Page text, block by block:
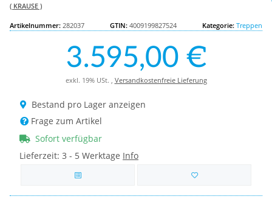
( KRAUSE )
Artikelnummer: 282037 GTIN: 4009199827524 Kategorie: Treppen
3.595,00 €
exkl. 19% USt. , Versandkostenfreie Lieferung
Bestand pro Lager anzeigen
Frage zum Artikel
Sofort verfügbar
Lieferzeit: 3 - 5 Werktage Info